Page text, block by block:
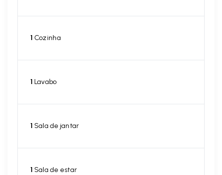
1 Cozinha
1 Lavabo
1 Sala de jantar
1 Sala de estar